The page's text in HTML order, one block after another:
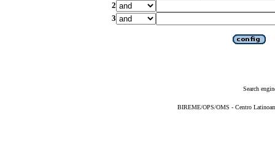
2
3
Search
BIREME/OPS/OMS - Centro